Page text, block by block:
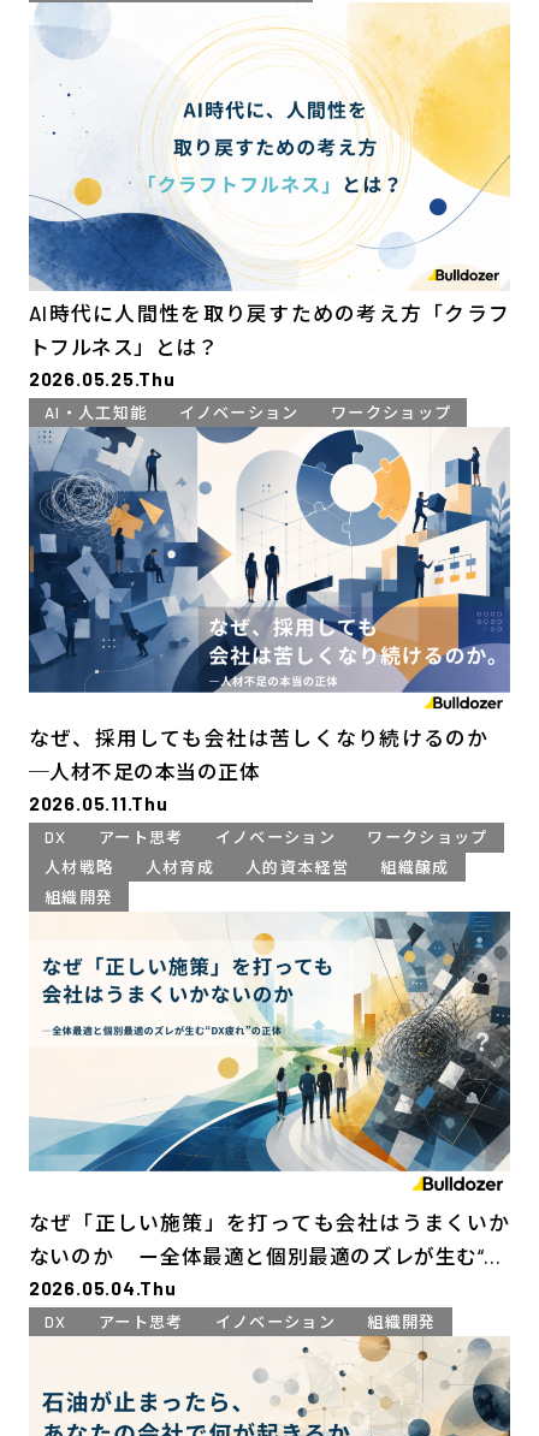
AI時代に人間性を取り戻すための考え方「クラフ
トフルネス」とは？
2026.05.25.Thu
AI・人工知能 イノベーション ワークショップ
なぜ、採用しても会社は苦しくなり続けるのか
─人材不足の本当の正体
2026.05.11.Thu
DX アート思考 イノベーション
ワークショップ
人材戦略
人材育成 人的資本経営
組織醸成
組織開発
なぜ「正しい施策」を打っても会社はうまくいか
ないのか ー全体最適と個別最適のズレが生む“DX
疲れ”の正体
2026.05.04.Thu
DX アート思考 イノベーション 組織開発